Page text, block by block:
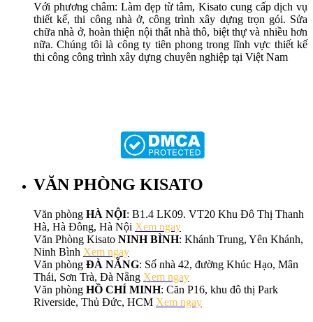
Với phương châm: Làm đẹp từ tâm, Kisato cung cấp dịch vụ
thiết kế, thi công nhà ở, công trình xây dựng trọn gói. Sửa
chữa nhà ở, hoàn thiện nội thất nhà thô, biệt thự và nhiều hơn
nữa. Chúng tôi là công ty tiên phong trong lĩnh vực thiết kế
thi công công trình xây dựng chuyên nghiệp tại Việt Nam
VĂN PHÒNG KISATO
Văn phòng HÀ NỘI: B1.4 LK09. VT20 Khu Đô Thị Thanh
Hà, Hà Đông, Hà Nội Xem ngay
Văn Phòng Kisato NINH BÌNH: Khánh Trung, Yên Khánh,
Ninh Bình Xem ngay
Văn phòng ĐÀ NẴNG: Số nhà 42, đường Khúc Hạo, Mân
Thái, Sơn Trà, Đà Nẵng Xem ngay
Văn phòng HỒ CHÍ MINH: Căn P16, khu đô thị Park
Riverside, Thủ Đức, HCM Xem ngay